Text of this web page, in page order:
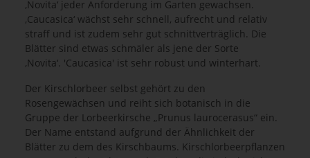
‚Novita‘ jeder Anforderung im Garten gewachsen.
‚Caucasica‘ wächst sehr schnell, aufrecht und relativ
straff und ist zudem sehr gut schnittverträglich. Die
Blätter sind etwas schmäler als jene der Sorte
‚Novita‘. 'Caucasica' ist sehr robust und winterhart.
Der Kirschlorbeer selbst gehört zu den
Rosengewächsen und reiht sich botanisch in die
Gruppe der Lorbeerkirsche „Prunus laurocerasus“ ein.
Der Name entstand aufgrund der Ähnlichkeit der
Blätter zu dem des Kirschbaums. Kirschlorbeerpflanzen